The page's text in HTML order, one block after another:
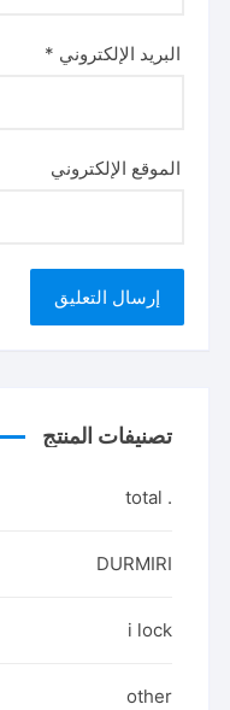
البريد الإلكتروني *
الموقع الإلكتروني
تصنيفات المنتج
. total
DURMIRI
i lock
other